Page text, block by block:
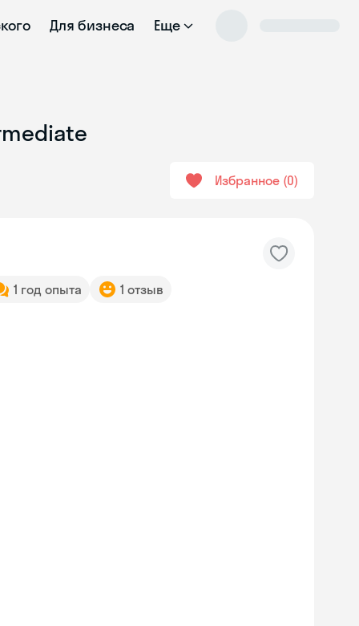
Для бизнеса Еще
Избранное 0
1 год опыта 1 отзыв